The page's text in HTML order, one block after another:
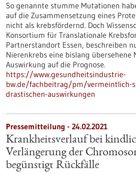
So genannte stumme Mutationen
auf die Zusammensetzung eines
nicht als krebsfördernd. Doch
Konsortium für Translationale
Partnerstandort Essen, beschreiben
Nierenkrebs eine bislang
Auswirkung auf die Prognose.
https://www.gesundheitsindustrie-
bw.de/fachbeitrag/pm/vermeintlich-
drastischen-auswirkungen
Pressemitteilung - 24.02.2021
Krankheitsverlauf bei
Verlängerung der
begünstigt Rückfälle